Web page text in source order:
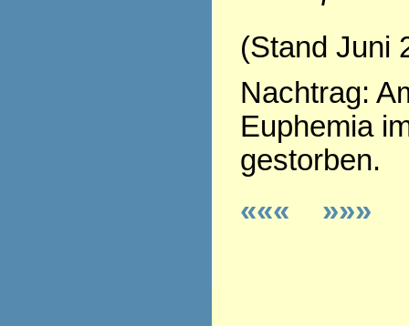
(Stand Juni
Nachtrag:
Euphemia
gestorben.
«««
»»»